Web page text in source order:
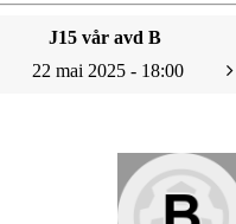
J15 vår avd B
22 mai 2025 - 18:00